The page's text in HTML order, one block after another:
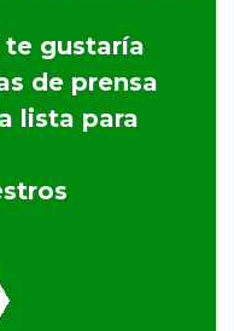
te gustaría
de prensa
lista para